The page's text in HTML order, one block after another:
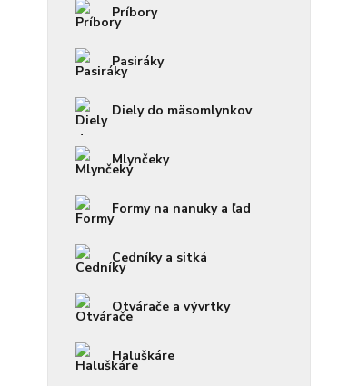
Príbory
Pasiráky
Diely do mäsomlynkov
Mlynčeky
Formy na nanuky a ľad
Cedníky a sitká
Otvárače a vývrtky
Haluškáre